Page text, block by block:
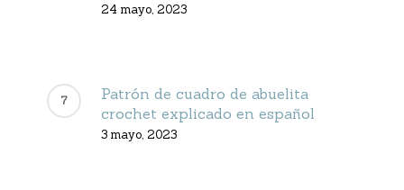
24 mayo, 2023
Patrón de cuadro de abuelita
crochet explicado en español
3 mayo, 2023